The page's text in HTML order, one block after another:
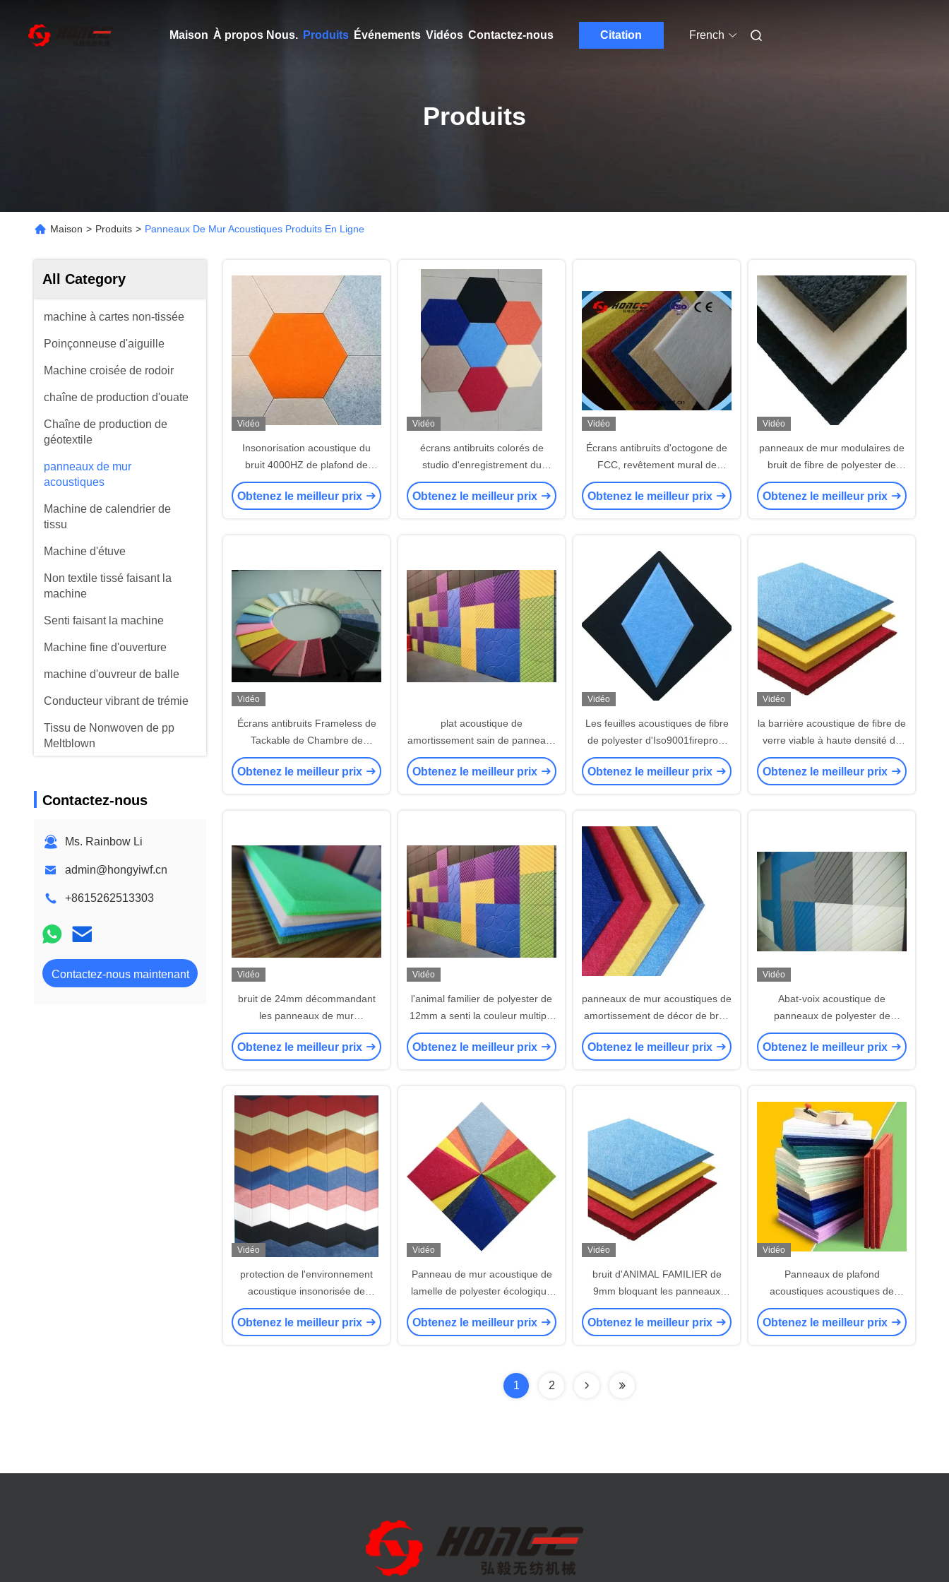
Maison À propos Nous. Produits Événements Vidéos Contactez-nous Citation French
Produits
Maison > Produits > Panneaux De Mur Acoustiques Produits En Ligne
All Category
machine à cartes non-tissée
Poinçonneuse d'aiguille
Machine croisée de rodoir
chaîne de production d'ouate
Chaîne de production de
géotextile
panneaux de mur
acoustiques
Machine de calendrier de
tissu
Machine d'étuve
Non textile tissé faisant la
machine
Senti faisant la machine
Machine fine d'ouverture
machine d'ouvreur de balle
Conducteur vibrant de trémie
Tissu de Nonwoven de pp
Meltblown
Contactez-nous
Ms. Rainbow Li
admin@hongyiwf.cn
+8615262513303
Contactez-nous maintenant
Vidéo
Insonorisation acoustique du
bruit 4000HZ de plafond de
panneaux de mur de mur à la
maison de décoration
Obtenez le meilleur prix
Vidéo
écrans antibruits colorés de
studio d'enregistrement du
polyester 3.6kg pour la
décoration
Obtenez le meilleur prix
Vidéo
Écrans antibruits d'octogone de
FCC, revêtement mural de
amortissement sain ignifuge
Obtenez le meilleur prix
Vidéo
panneaux de mur modulaires de
bruit de fibre de polyester de
9mm anti ignifuges
Obtenez le meilleur prix
Vidéo
Écrans antibruits Frameless de
Tackable de Chambre de
décoration de pièce multicolore
de théâtre
Obtenez le meilleur prix
plat acoustique de
amortissement sain de panneaux
de mur de tenture de 3D 9mm
Obtenez le meilleur prix
Vidéo
Les feuilles acoustiques de fibre
de polyester d'Iso9001fireproof
24mm embarquent
Obtenez le meilleur prix
Vidéo
la barrière acoustique de fibre de
verre viable à haute densité de
15mm lambrisse la prévention de
la poussière
Obtenez le meilleur prix
Vidéo
bruit de 24mm décommandant
les panneaux de mur
acoustiques du gymnase 4x8
Obtenez le meilleur prix
Vidéo
l'animal familier de polyester de
12mm a senti la couleur multiple
de panneaux insonorisants
Obtenez le meilleur prix
panneaux de mur acoustiques de
amortissement de décor de bruit
qui respecte l'environnement
épais d'ANIMAL FAMILIER de 3D
Obtenez le meilleur prix
Vidéo
Abat-voix acoustique de
panneaux de polyester de
plafond de la preuve 25mm
d'insecte
Obtenez le meilleur prix
Vidéo
protection de l'environnement
acoustique insonorisée de
panneaux de mur de fibre de
polyester de 9mm
Obtenez le meilleur prix
Vidéo
Panneau de mur acoustique de
lamelle de polyester écologique
pour la décoration de Chambre
Obtenez le meilleur prix
Vidéo
bruit d'ANIMAL FAMILIER de
9mm bloquant les panneaux
sains sentis insonorisés
Obtenez le meilleur prix
Vidéo
Panneaux de plafond
acoustiques acoustiques de
panneaux de mur de fibre de
polyester blancs/bleu/vert
Obtenez le meilleur prix
1 2